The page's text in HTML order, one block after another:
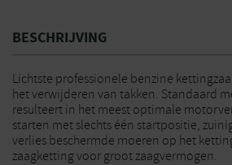
BESCHRIJVING
Lichtste professionele benzine
het verwijderen van takken. Standaard
resulteert in het meest optimale
starten met slechts één startpositie,
verlies beschermde moeren op het
zaagketting voor groot zaagvermogen.